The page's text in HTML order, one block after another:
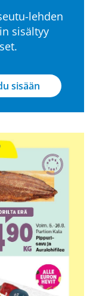
lehden
sisältyy
sisään